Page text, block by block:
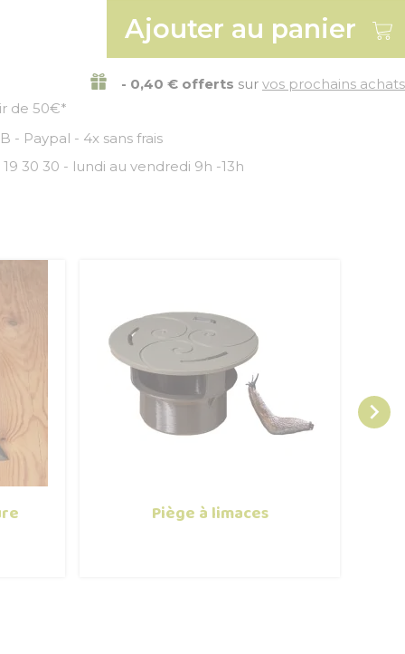
Ajouter au panier
- 0,40 € offerts sur vos prochains achats
de 50€*
- Paypal - 4x sans frais
30 30 - lundi au vendredi 9h -13h
Piège à limaces
